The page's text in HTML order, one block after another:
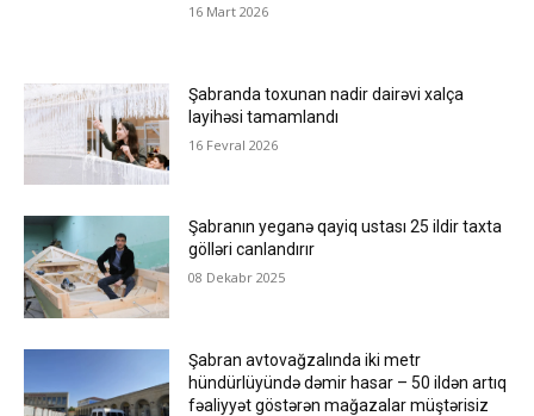
16 Mart 2026
Şabranda toxunan nadir dairəvi xalça
layihəsi tamamlandı
16 Fevral 2026
Şabranın yeganə qayiq ustası 25 ildir taxta
gölləri canlandırır
08 Dekabr 2025
Şabran avtovağzalında iki metr
hündürlüyündə dəmir hasar – 50 ildən artıq
fəaliyyət göstərən mağazalar müştərisiz